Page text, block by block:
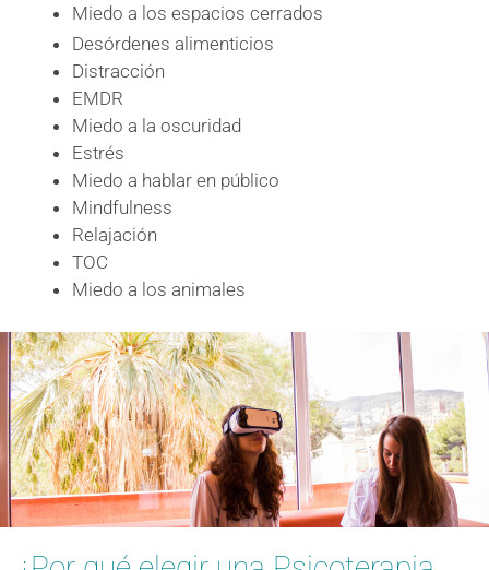
Miedo a los espacios cerrados
Desórdenes alimenticios
Distracción
EMDR
Miedo a la oscuridad
Estrés
Miedo a hablar en público
Mindfulness
Relajación
TOC
Miedo a los animales